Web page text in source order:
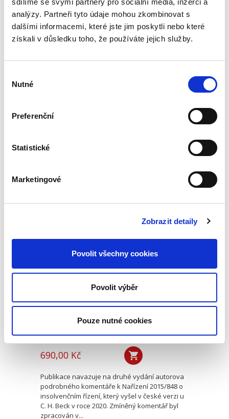
sdílíme se svými partnery pro sociální média, inzerci a
analýzy. Partneři tyto údaje mohou zkombinovat s
dalšími informacemi, které jste jim poskytli nebo které
získali v důsledku toho, že používáte jejich služby.
souhlasu
Nutné
Preferenční
Statistické
Marketingové
Zobrazit detaily
Povolit všechny cookies
Povolit výběr
Pouze nutné cookies
Výklad
mezinárodních
690,00 Kč
dosud opomíjenému výkladu mezinárodních
smluv. Kompaktní a přece čtivý výklad zevrubně
mezinárodních smluv;...
Evropské
insolvenční nařízení
v českém civilním
procesu
Alexander J. Bělohlávek
690,00 Kč
Publikace navazuje na druhé vydání autorova
podrobného komentáře k Nařízení 2015/848 o
insolvenčním řízení, který vyšel v české verzi u
C. H. Beck v roce 2020. Zmíněný komentář byl
zpracován v...